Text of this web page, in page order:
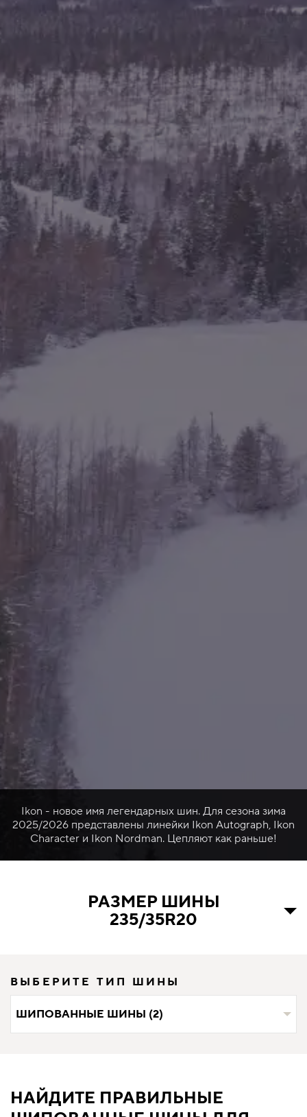
Ikon - новое имя легендарных шин. Для сезона зима
2025/2026 представлены линейки Ikon Autograph, Ikon
Character и Ikon Nordman. Цепляют как раньше!
РАЗМЕР ШИНЫ
235/35R20
ВЫБЕРИТЕ ТИП ШИНЫ
ШИПОВАННЫЕ ШИНЫ (2)
НАЙДИТЕ ПРАВИЛЬНЫЕ